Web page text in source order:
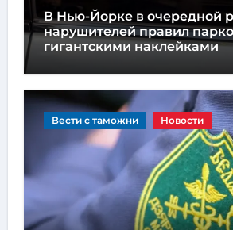
В Нью-Йорке в очередной
нарушителей правил
гигантскими наклейками
Вести с таможни Новости